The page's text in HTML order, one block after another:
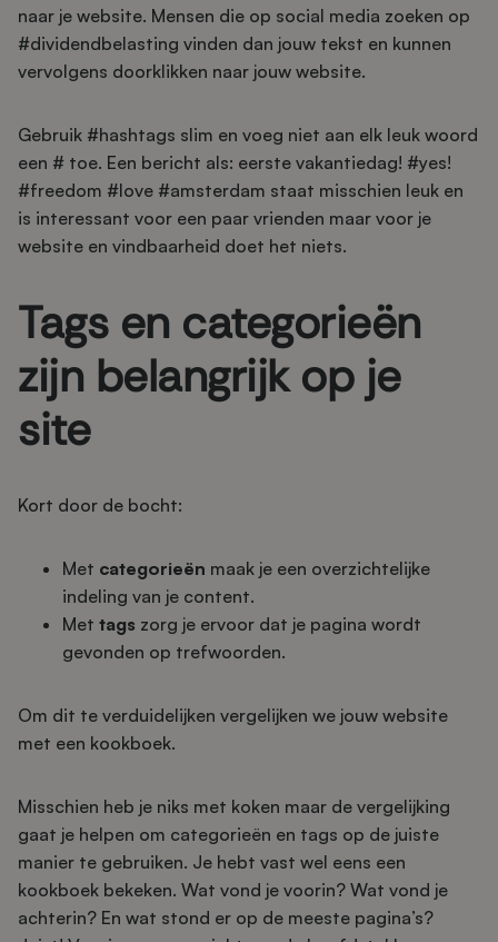
naar je website. Mensen die op social media zoeken op
#dividendbelasting vinden dan jouw tekst en kunnen
vervolgens doorklikken naar jouw website.
Gebruik #hashtags slim en voeg niet aan elk leuk woord
een # toe. Een bericht als: eerste vakantiedag! #yes!
#freedom #love #amsterdam staat misschien leuk en
is interessant voor een paar vrienden maar voor je
website en vindbaarheid doet het niets.
Tags en categorieën
zijn belangrijk op je
site
Kort door de bocht:
Met categorieën maak je een overzichtelijke
indeling van je content.
Met tags zorg je ervoor dat je pagina wordt
gevonden op trefwoorden.
Om dit te verduidelijken vergelijken we jouw website
met een kookboek.
Misschien heb je niks met koken maar de vergelijking
gaat je helpen om categorieën en tags op de juiste
manier te gebruiken. Je hebt vast wel eens een
kookboek bekeken. Wat vond je voorin? Wat vond je
achterin? En wat stond er op de meeste pagina’s?